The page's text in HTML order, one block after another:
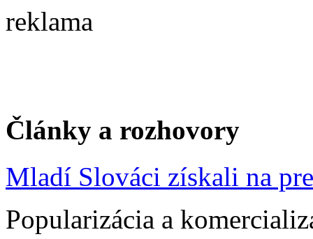
reklama
Články a rozhovory
Mladí Slováci získali na
Popularizácia a